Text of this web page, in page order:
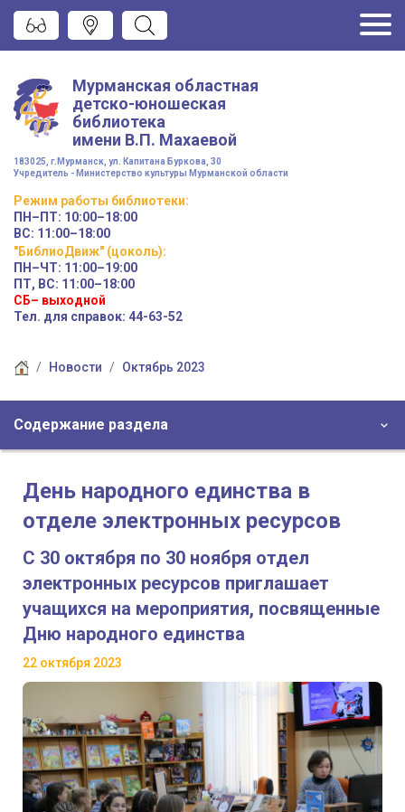
Мурманская областная
детско-юношеская
библиотека
имени В.П. Махаевой
183025, г.Мурманск, ул. Капитана Буркова, 30
Учредитель - Министерство культуры Мурманской области
Режим работы библиотеки:
ПН–ПТ: 10:00–18:00
ВС: 11:00–18:00
"БиблиоДвиж" (цоколь):
ПН–ЧТ: 11:00–19:00
ПТ, ВС: 11:00–18:00
СБ– выходной
Тел. для справок: 44-63-52
Новости Октябрь 2023
Содержание раздела
День народного единства в
отделе электронных ресурсов
С 30 октября по 30 ноября отдел
электронных ресурсов приглашает
учащихся на мероприятия, посвященные
Дню народного единства
22 октября 2023